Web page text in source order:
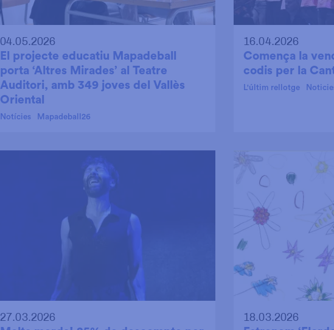
04.05.2026
El projecte educatiu Mapadeball
porta ‘Altres Mirades’ al Teatre
Auditori, amb 349 joves del Vallès
Oriental
Notícies Mapadeball26
16.04.2026
Comença la
codis per la
L'últim rellotge
27.03.2026
18.03.2026